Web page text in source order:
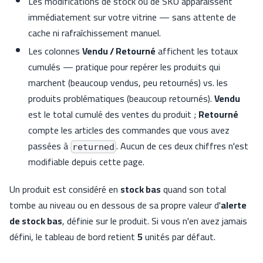
immédiatement sur votre vitrine — sans attente de
cache ni rafraîchissement manuel.
Les colonnesVendu / Retournéaffichent les totaux
cumulés — pratique pour repérer les produits qui
marchent (beaucoup vendus, peu retournés) vs. les
produits problématiques (beaucoup retournés).Vendu
est le total cumulé des ventes du produit ; Retourné
compte les articles des commandes que vous avez
passées à returned . Aucun de ces deux chiffres n'est
modifiable depuis cette page.
Un produit est considéré en stock basquand son total
tombe au niveau ou en dessous de sa propre valeur d'alerte
de stock bas, définie sur le produit. Si vous n'en avez jamais
défini, le tableau de bord retient5unités par défaut.